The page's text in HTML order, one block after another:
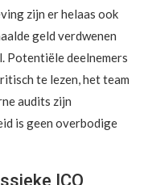
zijn er helaas ook
geld verdwenen
Potentiële deelnemers
te lezen, het team
audits zijn
is geen overbodige
ICO